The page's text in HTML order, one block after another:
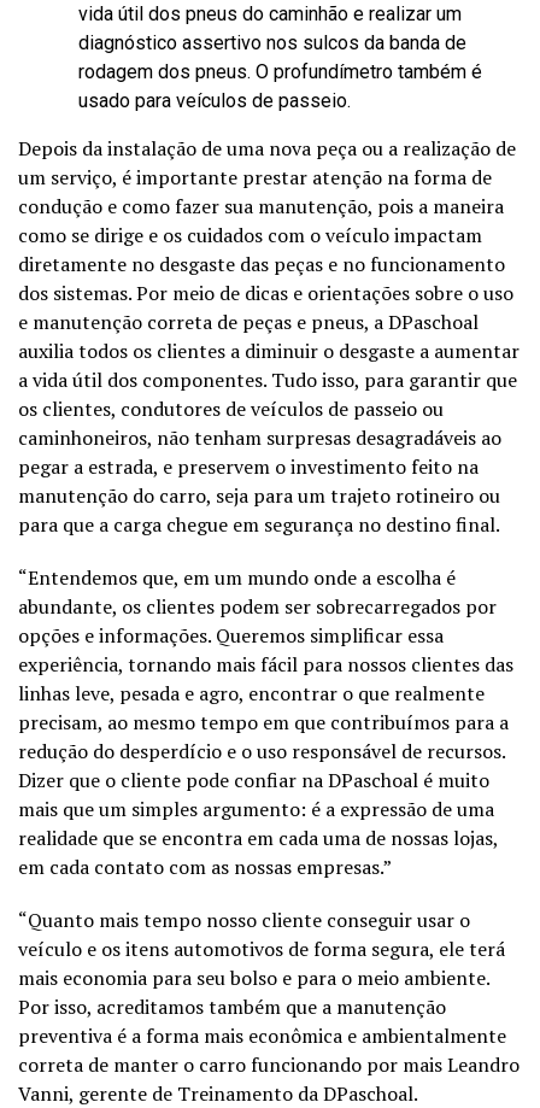
vida útil dos pneus do caminhão e realizar um
diagnóstico assertivo nos sulcos da banda de
rodagem dos pneus. O profundímetro também é
usado para veículos de passeio.
Depois da instalação de uma nova peça ou a realização de
um serviço, é importante prestar atenção na forma de
condução e como fazer sua manutenção, pois a maneira
como se dirige e os cuidados com o veículo impactam
diretamente no desgaste das peças e no funcionamento
dos sistemas. Por meio de dicas e orientações sobre o uso
e manutenção correta de peças e pneus, a DPaschoal
auxilia todos os clientes a diminuir o desgaste a aumentar
a vida útil dos componentes. Tudo isso, para garantir que
os clientes, condutores de veículos de passeio ou
caminhoneiros, não tenham surpresas desagradáveis ao
pegar a estrada, e preservem o investimento feito na
manutenção do carro, seja para um trajeto rotineiro ou
para que a carga chegue em segurança no destino final.
“Entendemos que, em um mundo onde a escolha é
abundante, os clientes podem ser sobrecarregados por
opções e informações. Queremos simplificar essa
experiência, tornando mais fácil para nossos clientes das
linhas leve, pesada e agro, encontrar o que realmente
precisam, ao mesmo tempo em que contribuímos para a
redução do desperdício e o uso responsável de recursos.
Dizer que o cliente pode confiar na DPaschoal é muito
mais que um simples argumento: é a expressão de uma
realidade que se encontra em cada uma de nossas lojas,
em cada contato com as nossas empresas.”
“Quanto mais tempo nosso cliente conseguir usar o
veículo e os itens automotivos de forma segura, ele terá
mais economia para seu bolso e para o meio ambiente.
Por isso, acreditamos também que a manutenção
preventiva é a forma mais econômica e ambientalmente
correta de manter o carro funcionando por mais Leandro
Vanni, gerente de Treinamento da DPaschoal.